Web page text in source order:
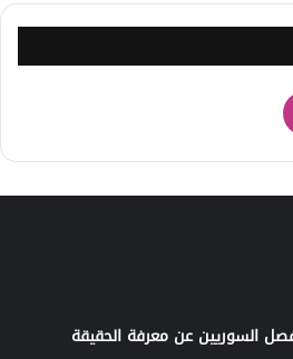
السوريين عن معرفة الحقيقة